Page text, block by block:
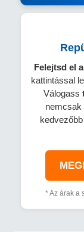
Felejtsd el
kattintással
Válogass
nemcsak
* Az árak a